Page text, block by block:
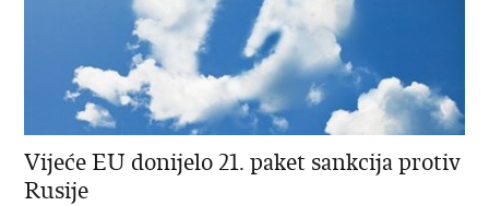
Vijeće EU donijelo 21. paket sankcija protiv
Rusije